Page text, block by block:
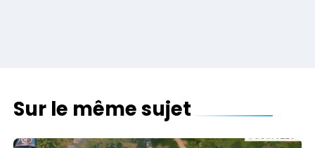
Sur le même sujet